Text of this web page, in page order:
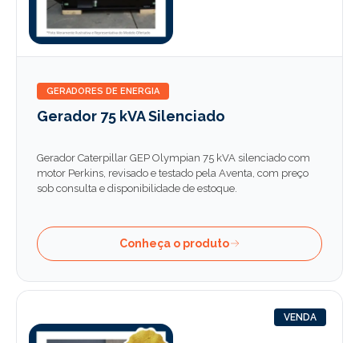
GERADORES DE ENERGIA
Gerador 75 kVA Silenciado
Gerador Caterpillar GEP Olympian 75 kVA silenciado com
motor Perkins, revisado e testado pela Aventa, com preço
sob consulta e disponibilidade de estoque.
Conheça o produto
VENDA